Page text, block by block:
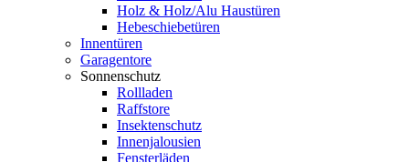
Holz & Holz/Alu Haustüren
Hebeschiebetüren
Innentüren
Garagentore
Sonnenschutz
Rollladen
Raffstore
Insektenschutz
Innenjalousien
Fensterläden